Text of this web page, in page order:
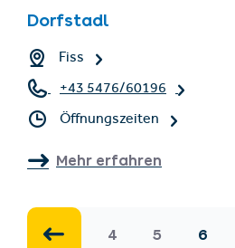
Dorfstadl
Fiss
+43 5476/60196
Öffnungszeiten
Mehr erfahren
4 5 6